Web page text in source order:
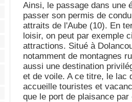
Ainsi, le passage dans une
passer son permis de
attraits de l'Aube (10). En
loisir, on peut par exemple
attractions. Situé à
notamment de montagnes
aussi une destination
et de voile. A ce titre, le lac
accueille touristes et
que le port de plaisance par